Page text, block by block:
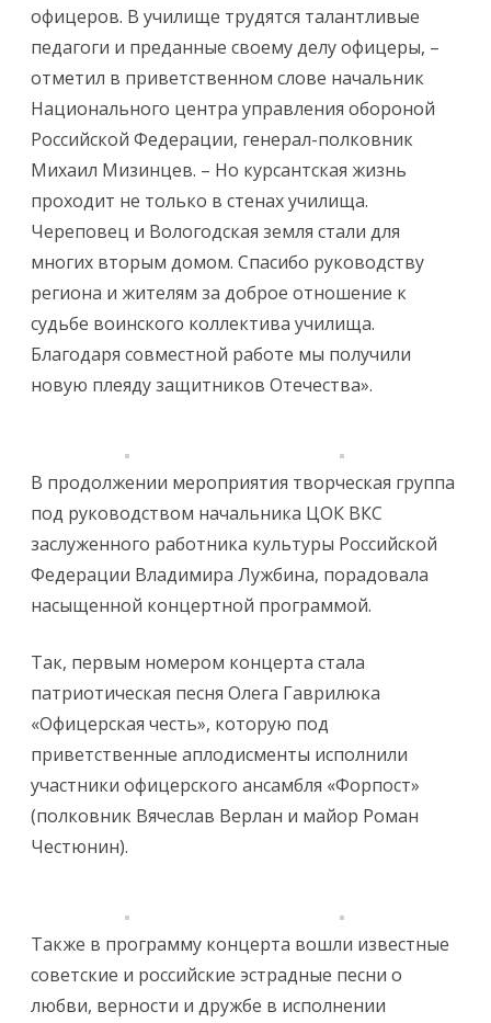
офицеров. В училище трудятся талантливые
педагоги и преданные своему делу офицеры, –
отметил в приветственном слове начальник
Национального центра управления обороной
Российской Федерации, генерал-полковник
Михаил Мизинцев. – Но курсантская жизнь
проходит не только в стенах училища.
Череповец и Вологодская земля стали для
многих вторым домом. Спасибо руководству
региона и жителям за доброе отношение к
судьбе воинского коллектива училища.
Благодаря совместной работе мы получили
новую плеяду защитников Отечества».
В продолжении мероприятия творческая группа
под руководством начальника ЦОК ВКС
заслуженного работника культуры Российской
Федерации Владимира Лужбина, порадовала
насыщенной концертной программой.
Так, первым номером концерта стала
патриотическая песня Олега Гаврилюка
«Офицерская честь», которую под
приветственные аплодисменты исполнили
участники офицерского ансамбля «Форпост»
(полковник Вячеслав Верлан и майор Роман
Честюнин).
Также в программу концерта вошли известные
советские и российские эстрадные песни о
любви, верности и дружбе в исполнении